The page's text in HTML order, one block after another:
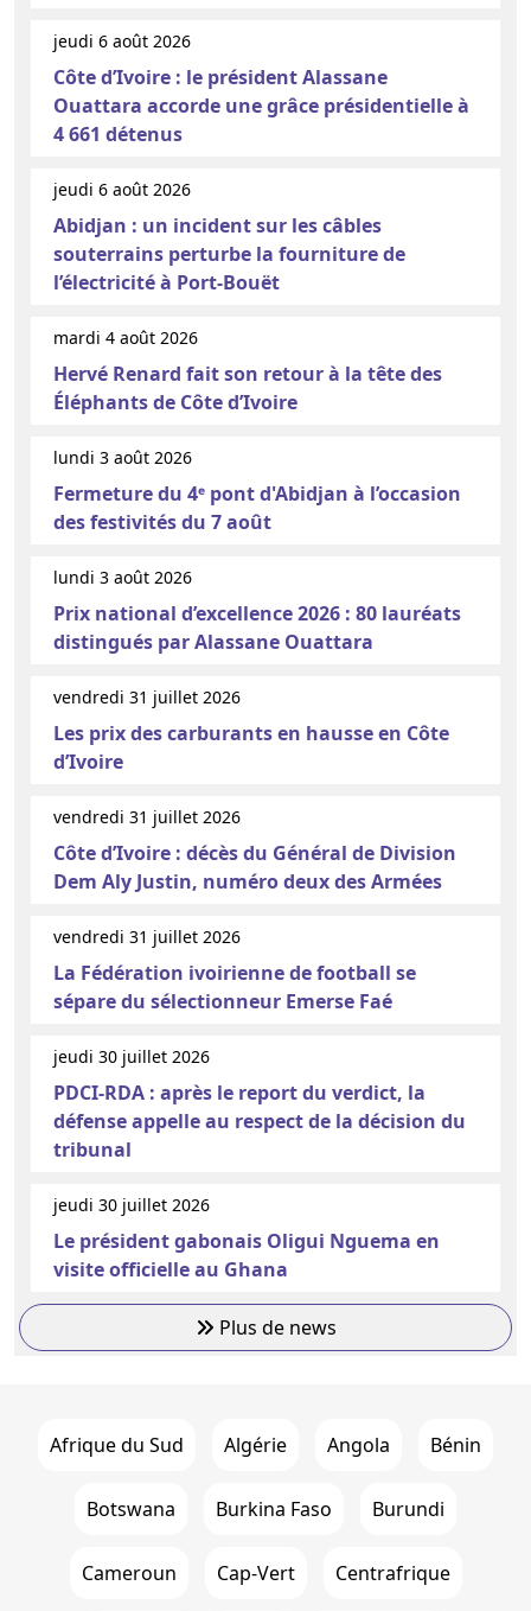
jeudi 6 août 2026
Côte d’Ivoire : le président Alassane
Ouattara accorde une grâce présidentielle à
4 661 détenus
jeudi 6 août 2026
Abidjan : un incident sur les câbles
souterrains perturbe la fourniture de
l’électricité à Port-Bouët
mardi 4 août 2026
Hervé Renard fait son retour à la tête des
Éléphants de Côte d’Ivoire
lundi 3 août 2026
Fermeture du 4ᵉ pont d'Abidjan à l’occasion
des festivités du 7 août
lundi 3 août 2026
Prix national d’excellence 2026 : 80 lauréats
distingués par Alassane Ouattara
vendredi 31 juillet 2026
Les prix des carburants en hausse en Côte
d’Ivoire
vendredi 31 juillet 2026
Côte d’Ivoire : décès du Général de Division
Dem Aly Justin, numéro deux des Armées
vendredi 31 juillet 2026
La Fédération ivoirienne de football se
sépare du sélectionneur Emerse Faé
jeudi 30 juillet 2026
PDCI-RDA : après le report du verdict, la
défense appelle au respect de la décision du
tribunal
jeudi 30 juillet 2026
Le président gabonais Oligui Nguema en
visite officielle au Ghana
Plus de news
Afrique du Sud Algérie Angola Bénin
Botswana Burkina Faso Burundi
Cameroun Cap-Vert Centrafrique